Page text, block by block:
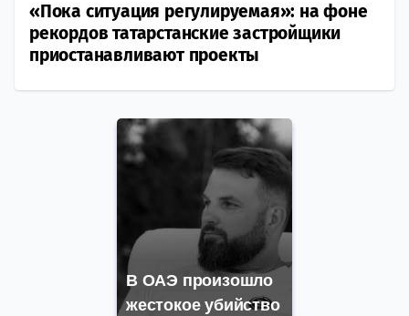
«Пока ситуация регулируемая»: на фоне
рекордов татарстанские застройщики
приостанавливают проекты
В ОАЭ произошло
жестокое убийство